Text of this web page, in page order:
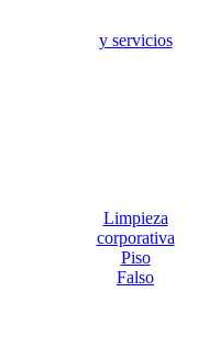
y servicios
Limpieza
corporativa
Piso
Falso